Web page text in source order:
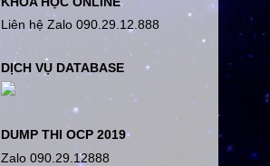
Liên hệ Zalo 090.29.12.888
DỊCH VỤ DATABASE
DUMP THI OCP 2019
Zalo 090.29.12888